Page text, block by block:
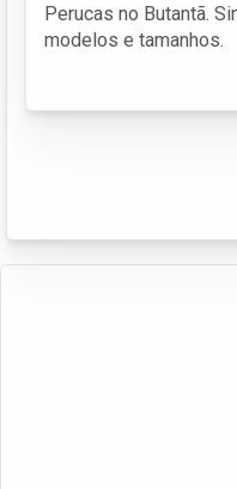
Perucas no Butantã.
modelos e tamanhos.